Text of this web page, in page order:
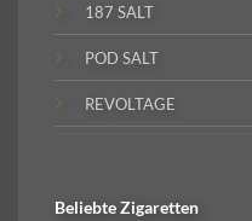
187 SALT
POD SALT
REVOLTAGE
BeliebteZigaretten